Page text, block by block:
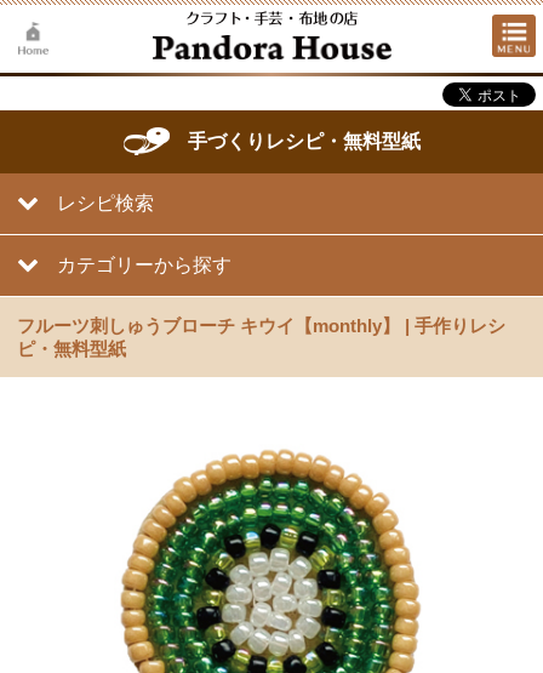
手づくりレシピ・無料型紙
レシピ検索
カテゴリーから探す
フルーツ刺しゅうブローチ キウイ【monthly】 | 手作りレシ
ピ・無料型紙